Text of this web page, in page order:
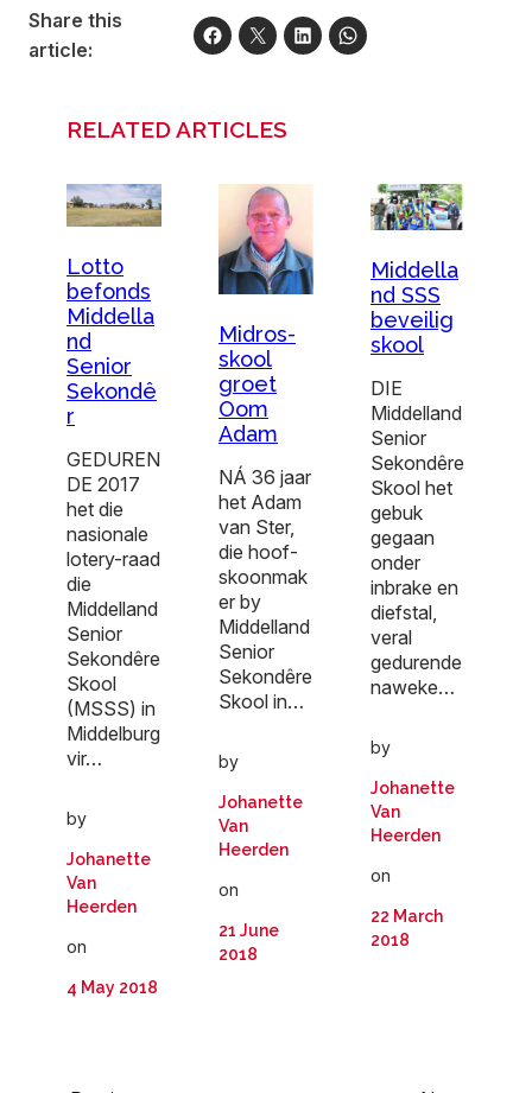
Share this
article:
RELATED ARTICLES
Lotto
befonds
Middella
nd
Senior
Sekondê
r
GEDUREN
DE 2017
het die
nasionale
lotery-raad
die
Middelland
Senior
Sekondêre
Skool
(MSSS) in
Middelburg
vir…
by
Johanette
Van
Heerden
on
4 May 2018
Midros-
skool
groet
Oom
Adam
NÁ 36 jaar
het Adam
van Ster,
die hoof-
skoonmak
er by
Middelland
Senior
Sekondêre
Skool in…
by
Johanette
Van
Heerden
on
21 June
2018
Middella
nd SSS
beveilig
skool
DIE
Middelland
Senior
Sekondêre
Skool het
gebuk
gegaan
onder
inbrake en
diefstal,
veral
gedurende
naweke…
by
Johanette
Van
Heerden
on
22 March
2018